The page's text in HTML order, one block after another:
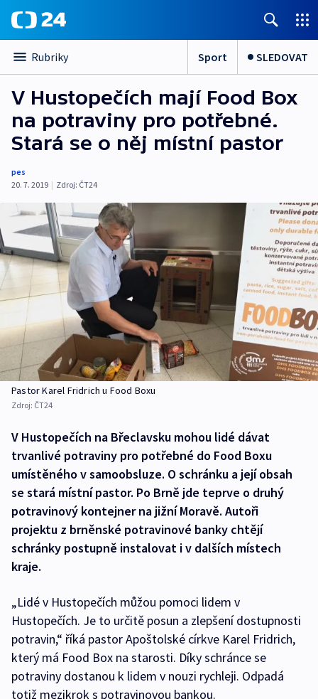
Rubriky Sport SLEDOVAT
V Hustopečích mají Food Box
na potraviny pro potřebné.
Stará se o něj místní pastor
pes
20. 7. 2019 | Zdroj: ČT24
Pastor Karel Fridrich u Food Boxu
Zdroj: ČT24
V Hustopečích na Břeclavsku mohou lidé dávat
trvanlivé potraviny pro potřebné do Food Boxu
umístěného v samoobsluze. O schránku a její obsah
se stará místní pastor. Po Brně jde teprve o druhý
potravinový kontejner na jižní Moravě. Autoři
projektu z brněnské potravinové banky chtějí
schránky postupně instalovat i v dalších místech
kraje.
„Lidé v Hustopečích můžou pomoci lidem v
Hustopečích. Je to určitě posun a zlepšení dostupnosti
potravin,“ říká pastor Apoštolské církve Karel Fridrich,
který má Food Box na starosti. Díky schránce se
potraviny dostanou k lidem v nouzi rychleji. Odpadá
totiž mezikrok s potravinovou bankou.